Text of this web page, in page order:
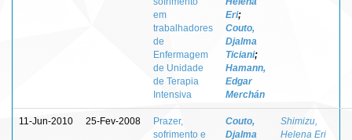
em
trabalhadores
de
Enfermagem
de Unidade
de Terapia
Intensiva
Eri;
Couto,
Djalma
Ticiani;
Hamann,
Edgar
Merchán
11-Jun-2010 25-Fev-2008
Prazer,
sofrimento e
Couto,
Djalma
Shimizu,
Helena Eri